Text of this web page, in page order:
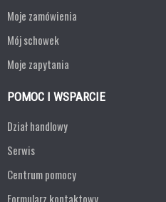
Moje zamówienia
Mój schowek
Moje zapytania
POMOC I WSPARCIE
Dział handlowy
Serwis
Centrum pomocy
Formularz kontaktowy